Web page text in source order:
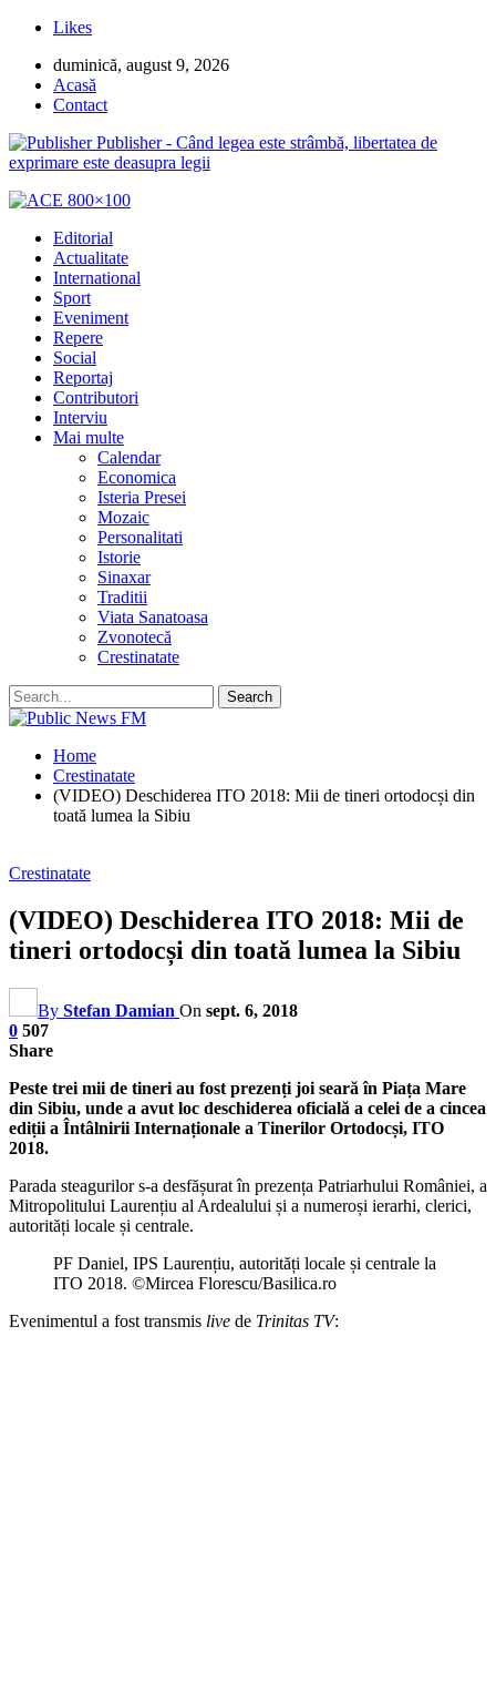
Likes
duminică, august 9, 2026
Acasă
Contact
Publisher - Când legea este strâmbă, libertatea de
exprimare este deasupra legii
Editorial
Actualitate
International
Sport
Eveniment
Repere
Social
Reportaj
Contributori
Interviu
Mai multe
Calendar
Economica
Isteria Presei
Mozaic
Personalitati
Istorie
Sinaxar
Traditii
Viata Sanatoasa
Zvonotecă
Crestinatate
Home
Crestinatate
(VIDEO) Deschiderea ITO 2018: Mii de tineri ortodocși din
toată lumea la Sibiu
Crestinatate
(VIDEO) Deschiderea ITO 2018: Mii de
tineri ortodocși din toată lumea la Sibiu
By Stefan Damian On sept. 6, 2018
0 507
Share
Peste trei mii de tineri au fost prezenți joi seară în Piața Mare
din Sibiu, unde a avut loc deschiderea oficială a celei de a cincea
ediții a Întâlnirii Internaționale a Tinerilor Ortodocși, ITO
2018.
Parada steagurilor s-a desfășurat în prezența Patriarhului României, a
Mitropolitului Laurențiu al Ardealului și a numeroși ierarhi, clerici,
autorități locale și centrale.
PF Daniel, IPS Laurențiu, autorități locale și centrale la
ITO 2018. ©Mircea Florescu/Basilica.ro
Evenimentul a fost transmis live de Trinitas TV: